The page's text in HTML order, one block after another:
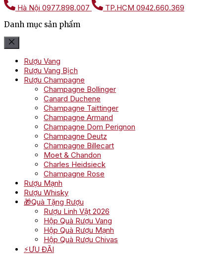
Hà Nội 0977.898.007 TP.HCM 0942.660.369
Danh mục sản phẩm
Rượu Vang
Rượu Vang Bịch
Rượu Champagne
Champagne Bollinger
Canard Duchene
Champagne Taittinger
Champagne Armand
Champagne Dom Perignon
Champagne Deutz
Champagne Billecart
Moet & Chandon
Charles Heidsieck
Champagne Rose
Rượu Mạnh
Rượu Whisky
🎁Quà Tặng Rượu
Rượu Linh Vật 2026
Hộp Quà Rượu Vang
Hộp Quà Rượu Mạnh
Hộp Quà Rượu Chivas
⚡ƯU ĐÃI